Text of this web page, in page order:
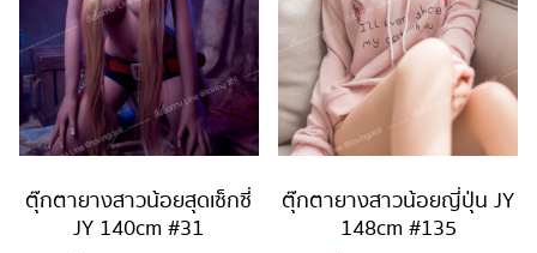
ตุ๊กตายางสาวน้อยสุดเซ็กซี่
JY 140cm #31
ตุ๊กตายางสาวน้อยญี่ปุ่น JY
148cm #135